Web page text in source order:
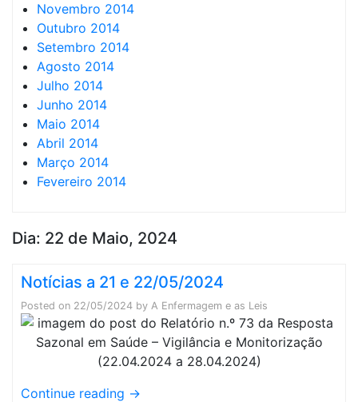
Novembro 2014
Outubro 2014
Setembro 2014
Agosto 2014
Julho 2014
Junho 2014
Maio 2014
Abril 2014
Março 2014
Fevereiro 2014
Dia: 22 de Maio, 2024
Notícias a 21 e 22/05/2024
Posted on 22/05/2024 by A Enfermagem e as Leis
Continue reading →